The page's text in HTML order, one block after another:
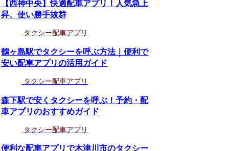
【西神中央】快適配車アプリ！人気急上
昇、使い勝手抜群
タクシー配車アプリ
鶴ヶ島駅でタクシーを呼ぶ方法｜便利で
安い配車アプリの活用ガイド
タクシー配車アプリ
森下駅で安くタクシーを呼ぶ！予約・配
車アプリのおすすめガイド
タクシー配車アプリ
便利な配車アプリで木津川市のタクシー